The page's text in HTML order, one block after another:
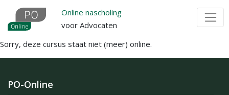
Overslaan
naar
de
inhoud
Online nascholing
voor Advocaten
Sorry, deze cursus staat niet (meer) online.
PO-Online